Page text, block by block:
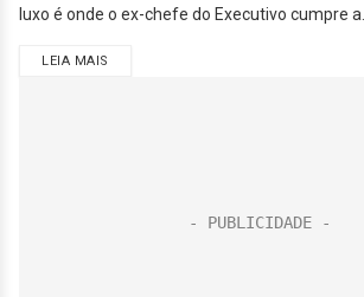
luxo é onde o ex-chefe do Executivo cumpre a...
LEIA MAIS